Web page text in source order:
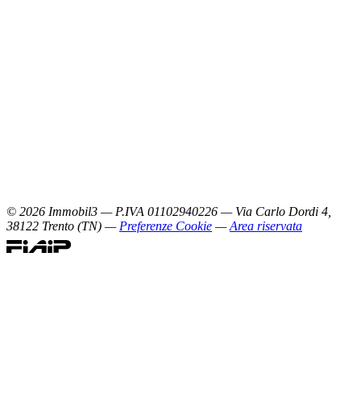
© 2026 Immobil3 — P.IVA 01102940226 — Via Carlo Dordi 4,
38122 Trento (TN) — Preferenze Cookie — Area riservata